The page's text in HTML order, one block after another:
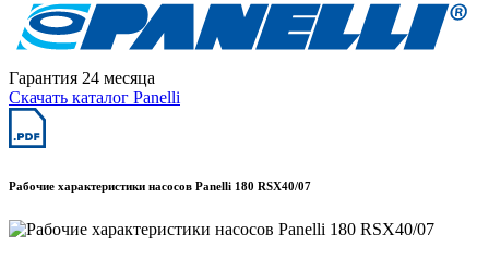
Гарантия 24 месяца
Скачать каталог Panelli
Рабочие характеристики насосов Panelli 180 RSX40/07